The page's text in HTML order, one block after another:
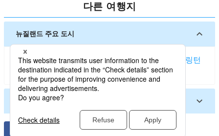
제품, 마누카 꿀, 그리고 뉴질랜드산 와인이 기념품으
로 인기가 많습니다.
다른 여행지
뉴질랜드 주요 도시
오클랜드 (뉴질랜드) 크라이스트처치퀸스타운
웰링턴
더니든넬슨 (뉴질랜드)
뉴질랜드 기타 도시
블레넘 (뉴질랜드)와나카 타우랑가